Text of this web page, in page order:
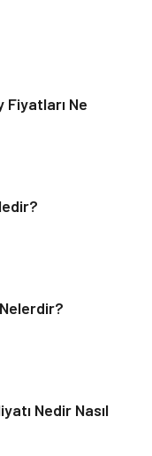
Tıp
Ne
Nedir Nasıl